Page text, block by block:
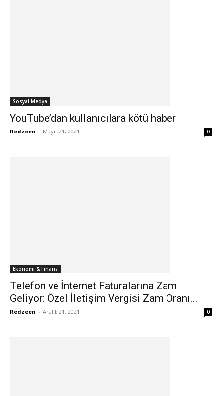
Sosyal Medya
YouTube’dan kullanıcılara kötü haber
Redzeen - Mayıs 21, 2021 0
Ekonomi & Finans
Telefon ve İnternet Faturalarına Zam
Geliyor: Özel İletişim Vergisi Zam Oranı...
Redzeen - Aralık 21, 2021 0